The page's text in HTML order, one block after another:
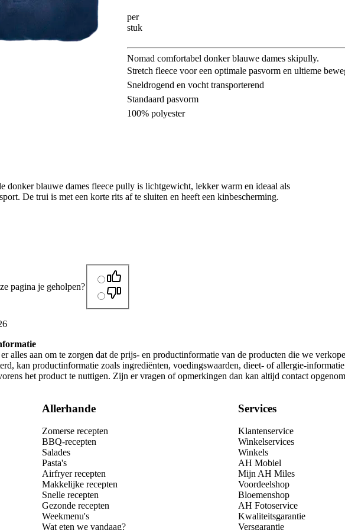
per
stuk
Nomad comfortabel donker blauwe dames skipully.
Stretch fleece voor een optimale pasvorm en ultieme
Sneldrogend en vocht transporterend
Standaard pasvorm
100% polyester
donker blauwe dames fleece pully is lichtgewicht, lekker warm en ideaal als
De trui is met een korte rits af te sluiten en heeft een kinbescherming.
pagina je geholpen?
alles aan om te zorgen dat de prijs- en productinformatie van de producten die we
kan productinformatie zoals ingrediënten, voedingswaarden, dieet- of allergie-
het product te nuttigen. Zijn er vragen of opmerkingen dan kan altijd contact
Allerhande
Zomerse recepten
BBQ-recepten
Salades
Pasta's
Airfryer recepten
Makkelijke recepten
Snelle recepten
Gezonde recepten
Weekmenu's
Wat eten we vandaag?
Services
Klantenservice
Winkelservices
Winkels
AH Mobiel
Mijn AH Miles
Voordeelshop
Bloemenshop
AH Fotoservice
Kwaliteitsgarantie
Versgarantie